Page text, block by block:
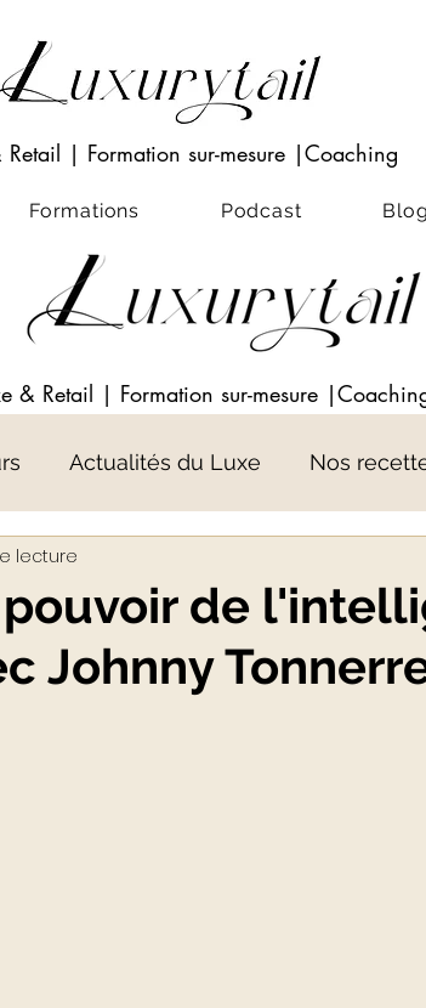
Retail | Formation sur-mesure |Coaching
Formations Podcast Blog
& Retail | Formation sur-mesure
Actualités du Luxe Nos
Podcast Actualités du Luxe
pouvoir de
Johnny
lecture